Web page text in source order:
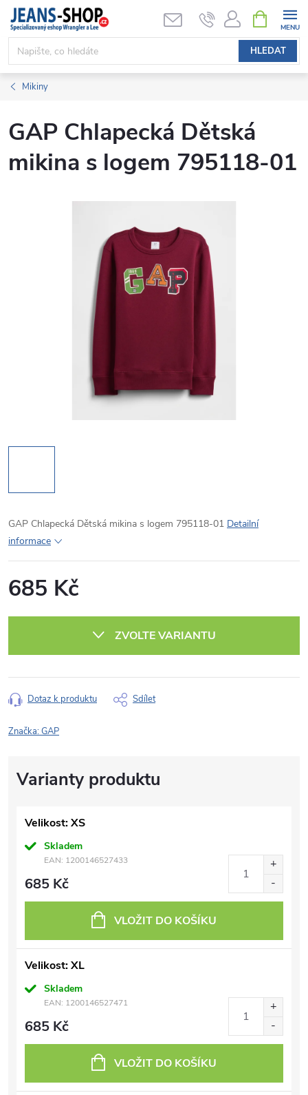
Přejít
obsah
HLEDAT
NÁKUPNÍ
KOŠÍK
Mikiny
GAP Chlapecká Dětská
mikina s logem 795118-01
GAP Chlapecká Dětská mikina s logem 795118-01 Detailní
informace
685 Kč
ZVOLTE VARIANTU
Dotaz k produktu Sdílet
Značka:GAP
Velikost: XS
Skladem
EAN: 1200146527433
685 Kč
VLOŽIT DO KOŠÍKU
Velikost: XL
Skladem
EAN: 1200146527471
685 Kč
VLOŽIT DO KOŠÍKU